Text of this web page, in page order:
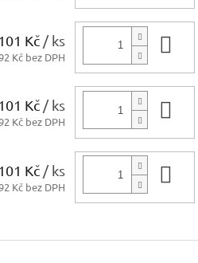
Kč / ks
Kč bez DPH
Kč / ks
Kč bez DPH
Kč / ks
Kč bez DPH